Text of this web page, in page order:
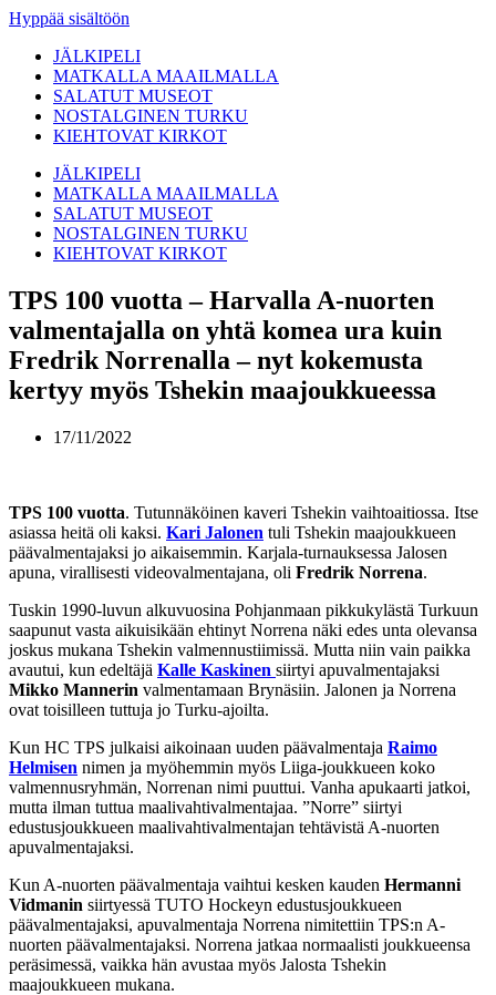
Hyppää sisältöön
JÄLKIPELI
MATKALLA MAAILMALLA
SALATUT MUSEOT
NOSTALGINEN TURKU
KIEHTOVAT KIRKOT
JÄLKIPELI
MATKALLA MAAILMALLA
SALATUT MUSEOT
NOSTALGINEN TURKU
KIEHTOVAT KIRKOT
TPS 100 vuotta – Harvalla A-nuorten
valmentajalla on yhtä komea ura kuin
Fredrik Norrenalla – nyt kokemusta
kertyy myös Tshekin maajoukkueessa
17/11/2022
TPS 100 vuotta. Tutunnäköinen kaveri Tshekin vaihtoaitiossa. Itse
asiassa heitä oli kaksi. Kari Jalonen tuli Tshekin maajoukkueen
päävalmentajaksi jo aikaisemmin. Karjala-turnauksessa Jalosen
apuna, virallisesti videovalmentajana, oli Fredrik Norrena.
Tuskin 1990-luvun alkuvuosina Pohjanmaan pikkukylästä Turkuun
saapunut vasta aikuisikään ehtinyt Norrena näki edes unta olevansa
joskus mukana Tshekin valmennustiimissä. Mutta niin vain paikka
avautui, kun edeltäjä Kalle Kaskinen siirtyi apuvalmentajaksi
Mikko Mannerin valmentamaan Brynäsiin. Jalonen ja Norrena
ovat toisilleen tuttuja jo Turku-ajoilta.
Kun HC TPS julkaisi aikoinaan uuden päävalmentaja Raimo
Helmisen nimen ja myöhemmin myös Liiga-joukkueen koko
valmennusryhmän, Norrenan nimi puuttui. Vanha apukaarti jatkoi,
mutta ilman tuttua maalivahtivalmentajaa. ”Norre” siirtyi
edustusjoukkueen maalivahtivalmentajan tehtävistä A-nuorten
apuvalmentajaksi.
Kun A-nuorten päävalmentaja vaihtui kesken kauden Hermanni
Vidmanin siirtyessä TUTO Hockeyn edustusjoukkueen
päävalmentajaksi, apuvalmentaja Norrena nimitettiin TPS:n A-
nuorten päävalmentajaksi. Norrena jatkaa normaalisti joukkueensa
peräsimessä, vaikka hän avustaa myös Jalosta Tshekin
maajoukkueen mukana.